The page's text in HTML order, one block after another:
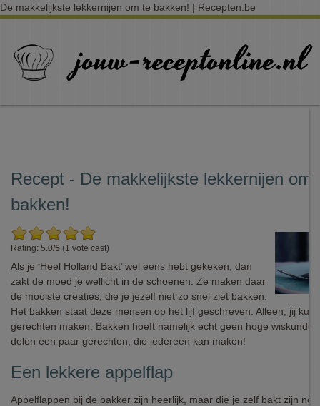
De makkelijkste lekkernijen om te bakken! | Recepten.be
Recept - De makkelijkste lekkernijen om
bakken!
Rating: 5.0/5 (1 vote cast)
Als je ‘Heel Holland Bakt’ wel eens hebt gekeken, dan
zakt de moed je wellicht in de schoenen. Ze maken daar
de mooiste creaties, die je jezelf niet zo snel ziet bakken.
Het bakken staat deze mensen op het lijf geschreven. Alleen, jij kunt
gerechten maken. Bakken hoeft namelijk echt geen hoge wiskunde
delen een paar gerechten, die iedereen kan maken!
Een lekkere appelflap
Appelflappen bij de bakker zijn heerlijk, maar die je zelf bakt zijn